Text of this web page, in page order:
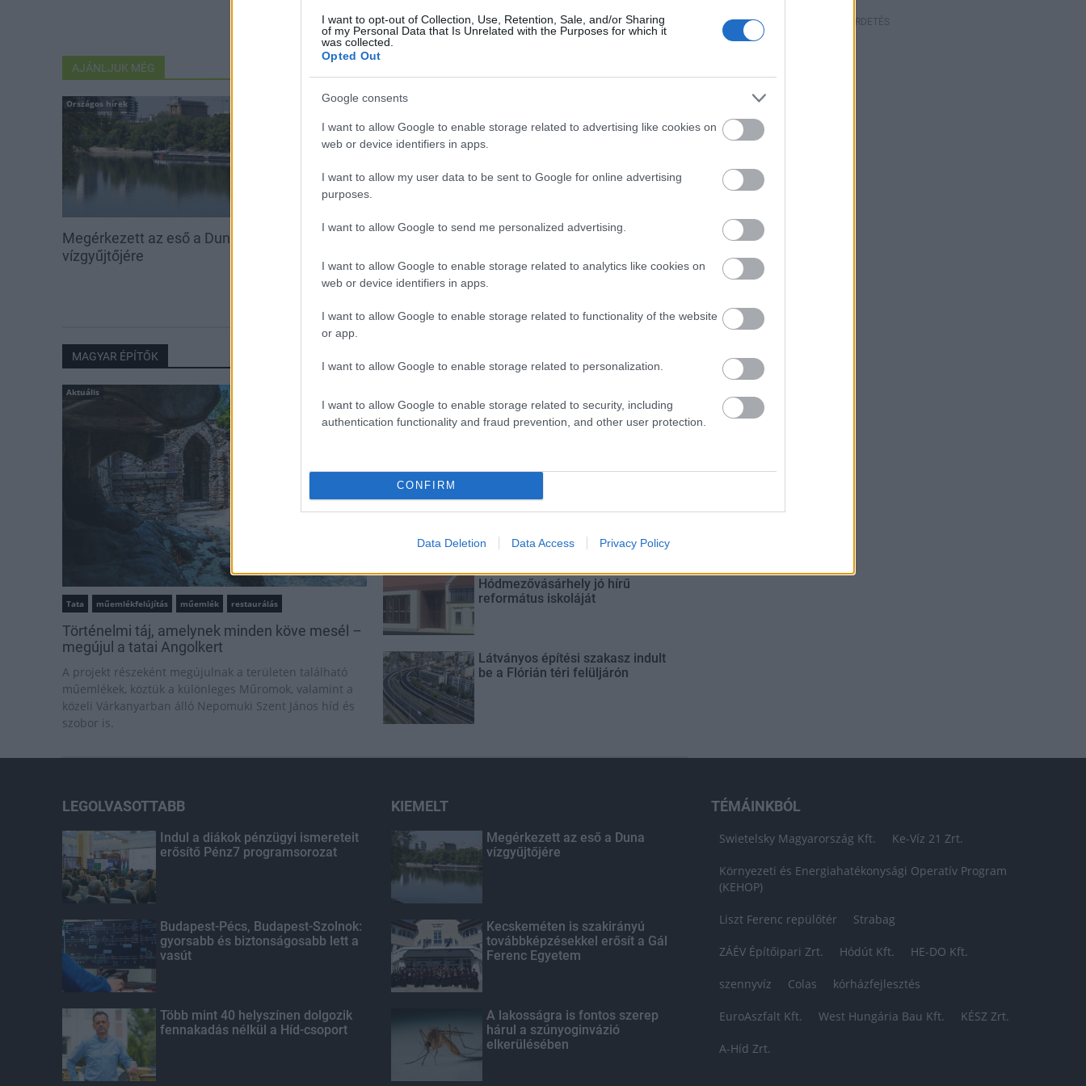
I want to opt-out of Collection, Use, Retention, Sale, and/or Sharing
of my Personal Data that Is Unrelated with the Purposes for which it
was collected.
Opted Out
Google consents
I want to allow Google to enable storage related to advertising like cookies on
web or device identifiers in apps.
I want to allow my user data to be sent to Google for online advertising
purposes.
I want to allow Google to send me personalized advertising.
I want to allow Google to enable storage related to analytics like cookies on
web or device identifiers in apps.
I want to allow Google to enable storage related to functionality of the website
or app.
I want to allow Google to enable storage related to personalization.
I want to allow Google to enable storage related to security, including
authentication functionality and fraud prevention, and other user protection.
CONFIRM
Data Deletion Data Access Privacy Policy
AJÁNLJUK MÉG
Országos hírek
Megérkezett az eső a Duna
vízgyűjtőjére
Országos hírek
Kecskeméten is szakirányú
Ferenc Egyetem
A lakosságra is fontos szerep
elkerülésében
MAGYAR ÉPÍTŐK
Aktuális
Tata műemlékfelújítás műemlék restaurálás
Történelmi táj, amelynek minden köve mesél –
megújul a tatai Angolkert
A projekt részeként megújulnak a területen található
műemlékek, köztük a különleges Műromok, valamint a
közeli Várkanyarban álló Nepomuki Szent János híd és
szobor is.
Bicske Kelet csomópont építése
csomópont épül Angyalföldön
Hódmezővásárhely jó hírű
református iskoláját
Látványos építési szakasz indult
be a Flórián téri felüljárón
HIRDETÉS
LEGOLVASOTTABB
Indul a diákok pénzügyi ismereteit
erősítő Pénz7 programsorozat
Budapest-Pécs, Budapest-Szolnok:
gyorsabb és biztonságosabb lett a
vasút
Több mint 40 helyszínen dolgozik
fennakadás nélkül a Híd-csoport
KIEMELT
Megérkezett az eső a Duna
vízgyűjtőjére
Kecskeméten is szakirányú
továbbképzésekkel erősít a Gál
Ferenc Egyetem
A lakosságra is fontos szerep
hárul a szúnyoginvázió
elkerülésében
TÉMÁINKBÓL
Swietelsky Magyarország Kft. Ke-Víz 21 Zrt.
Környezeti és Energiahatékonysági Operatív Program
(KEHOP)
Liszt Ferenc repülőtér Strabag
ZÁÉV Építőipari Zrt. Hódút Kft. HE-DO Kft.
szennyvíz Colas kórházfejlesztés
EuroAszfalt Kft. West Hungária Bau Kft. KÉSZ Zrt.
A-Híd Zrt.